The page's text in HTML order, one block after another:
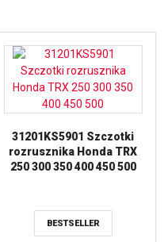
31201KS5901 Szczotki
rozrusznika Honda TRX
250 300 350 400 450 500
BESTSELLER